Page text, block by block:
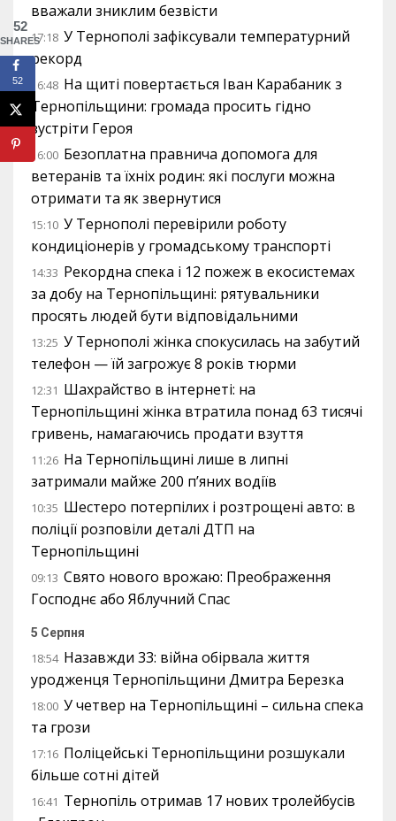
вважали зниклим безвісти
17:18 У Тернополі зафіксували температурний
рекорд
16:48 На щиті повертається Іван Карабаник з
Тернопільщини: громада просить гідно
зустріти Героя
16:00 Безоплатна правнича допомога для
ветеранів та їхніх родин: які послуги можна
отримати та як звернутися
15:10 У Тернополі перевірили роботу
кондиціонерів у громадському транспорті
14:33 Рекордна спека і 12 пожеж в екосистемах
за добу на Тернопільщині: рятувальники
просять людей бути відповідальними
13:25 У Тернополі жінка спокусилась на забутий
телефон — їй загрожує 8 років тюрми
12:31 Шахрайство в інтернеті: на
Тернопільщині жінка втратила понад 63 тисячі
гривень, намагаючись продати взуття
11:26 На Тернопільщині лише в липні
затримали майже 200 п’яних водіїв
10:35 Шестеро потерпілих і розтрощені авто: в
поліції розповіли деталі ДТП на
Тернопільщині
09:13 Свято нового врожаю: Преображення
Господнє або Яблучний Спас
5 Серпня
18:54 Назавжди 33: війна обірвала життя
уродженця Тернопільщини Дмитра Березка
18:00 У четвер на Тернопільщині – сильна спека
та грози
17:16 Поліцейські Тернопільщини розшукали
більше сотні дітей
16:41 Тернопіль отримав 17 нових тролейбусів
52
SHARES
52